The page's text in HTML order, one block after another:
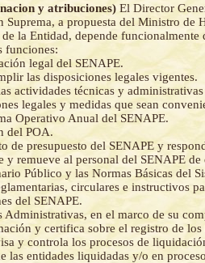
y atribuciones) El Director
Suprema, a propuesta del Ministro de
la Entidad, depende
funciones:
legal del SENAPE.
las disposiciones legales vigentes.
actividades técnicas y
legales y medidas que sean
Operativo Anual del SENAPE.
del POA.
de presupuesto del SENAPE y
y remueve al personal del SENAPE
Público y las Normas Básicas del
circulares e instructivos
del SENAPE.
Administrativas, en el marco de su
y certifica sobre el registro de los
y controla los procesos de
las entidades liquidadas y/o en